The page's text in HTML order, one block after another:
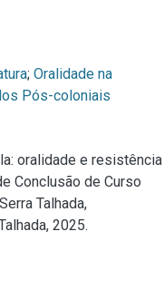
; Oralidade na
Pós-coloniais
oralidade e resistência
Conclusão de Curso
Talhada,
2025.